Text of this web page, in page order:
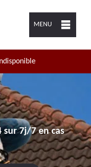
MENU
sur 7j/7 en cas